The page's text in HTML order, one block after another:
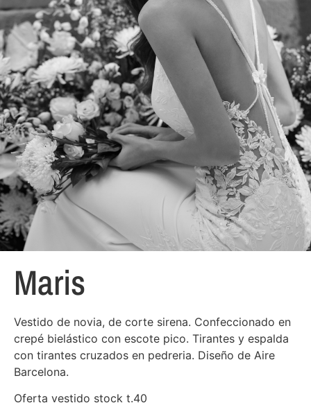
Maris
Vestido de novia, de corte sirena. Confeccionado en
crepé bielástico con escote pico. Tirantes y espalda
con tirantes cruzados en pedreria. Diseño de Aire
Barcelona.
Oferta vestido stock t.40